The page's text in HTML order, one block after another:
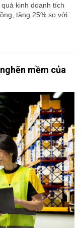
kinh doanh tích
tăng 25% so với
mềm của